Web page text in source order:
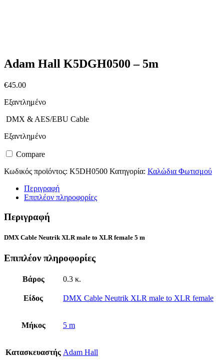
Adam Hall K5DGH0500 – 5m
€45.00
Εξαντλημένο
DMX & AES/EBU Cable
Εξαντλημένο
Compare
Κωδικός προϊόντος: K5DH0500 Κατηγορία: Καλώδια Φωτισμού
Περιγραφή
Επιπλέον πληροφορίες
Περιγραφή
DMX Cable Neutrik XLR male to XLR female 5 m
Επιπλέον πληροφορίες
Βάρος 0.3 κ.
Είδος DMX Cable Neutrik XLR male to XLR female
Μήκος 5 m
Κατασκευαστής Adam Hall